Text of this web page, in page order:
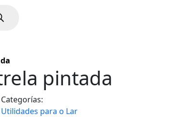
pintada
Categorías:
Utilidades para o Lar